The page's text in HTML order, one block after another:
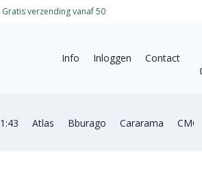
Gratis verzending vanaf 50
Info Inloggen
Contact
1:43 Atlas Bburago Cararama CMC